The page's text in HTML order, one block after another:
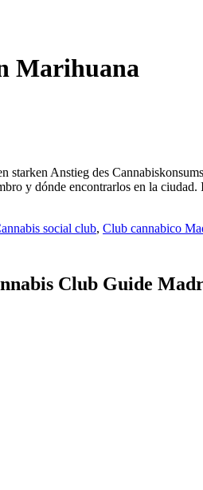
Marihuana
starken Anstieg des
y dónde encontrarlos en la
social club, Club cannabico
Club Guide